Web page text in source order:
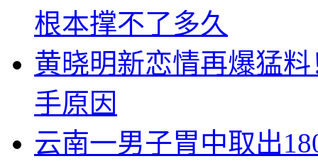
根本撑不了多久
黄晓明新恋情再爆猛
手原因
云南一男子胃中取出